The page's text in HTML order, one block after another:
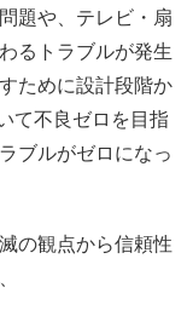
題や、テレビ・扇
るトラブルが発生
ために設計段階か
て不良ゼロを目指
ブルがゼロになっ
の観点から信頼性